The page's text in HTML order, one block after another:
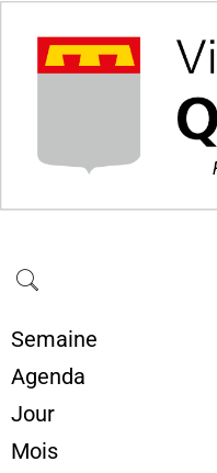
Semaine
Agenda
Jour
Mois